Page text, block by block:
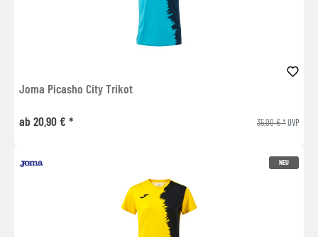
Joma Picasho City Trikot
ab 20,90 € * 35,00 € *UVP
NEU